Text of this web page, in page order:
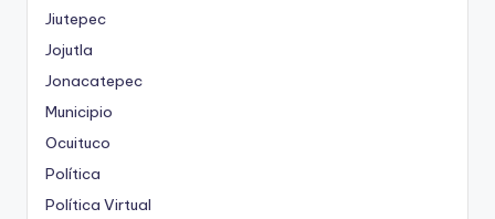
Jiutepec
Jojutla
Jonacatepec
Municipio
Ocuituco
Política
Política Virtual